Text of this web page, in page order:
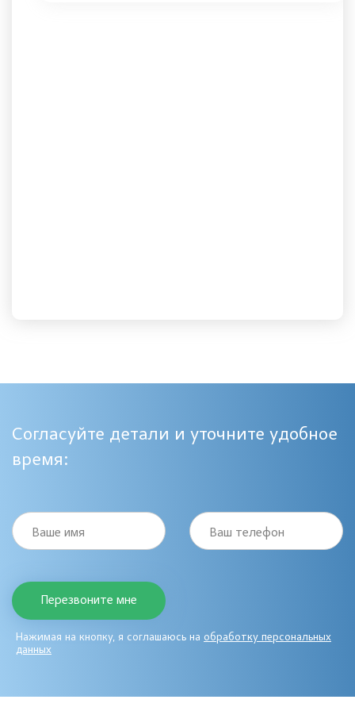
Согласуйте детали и уточните удобное
время:
Ваше имя Ваш телефон
Нажимая на кнопку, я соглашаюсь на обработку персональных
данных